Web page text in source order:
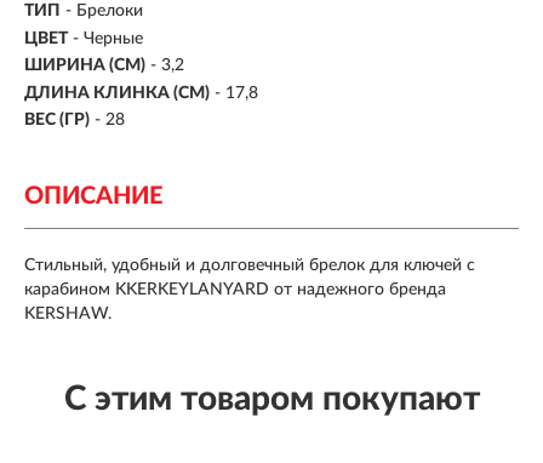
ТИП - Брелоки
ЦВЕТ - Черные
ШИРИНА (СМ) - 3,2
ДЛИНА КЛИНКА (СМ) - 17,8
ВЕС (ГР) - 28
ОПИСАНИЕ
Стильный, удобный и долговечный брелок для ключей с
карабином KKERKEYLANYARD от надежного бренда
KERSHAW.
С этим товаром покупают